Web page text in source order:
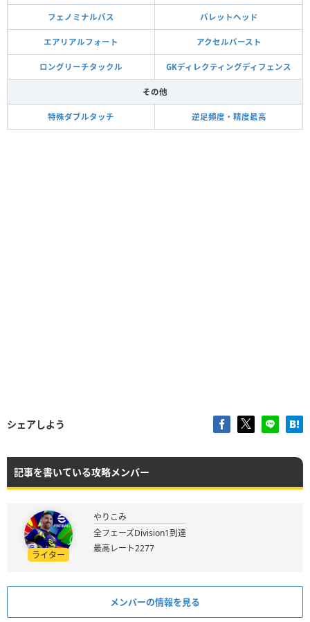
フェノミナルパス バレットヘッド
エアリアルフォート アクセルバースト
ロングリーチタックル GKディレクティングディフェンス
その他
特殊ダブルタッチ 逆足頻度・精度最高
シェアしよう
記事を書いている攻略メンバー
ライター
やりこみ
全フェーズDivision1到達
最高レート2277
メンバーの情報を見る